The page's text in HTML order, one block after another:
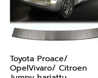
Toyota Proace/
OpelVivaro/ Citroen